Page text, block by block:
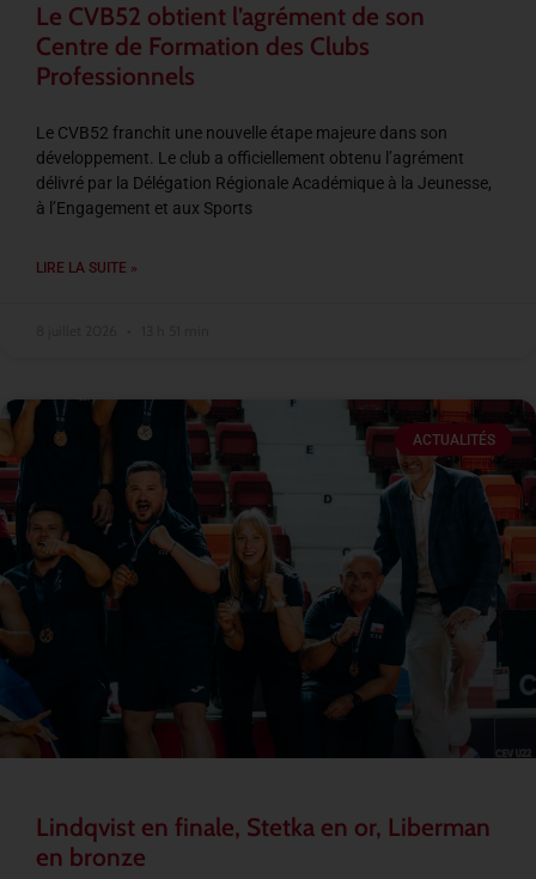
Le CVB52 obtient l’agrément de son
Centre de Formation des Clubs
Professionnels
Le CVB52 franchit une nouvelle étape majeure dans son
développement. Le club a officiellement obtenu l’agrément
délivré par la Délégation Régionale Académique à la Jeunesse,
à l’Engagement et aux Sports
LIRE LA SUITE »
ACTUALITÉS
Lindqvist en finale, Stetka en or, Liberman
en bronze